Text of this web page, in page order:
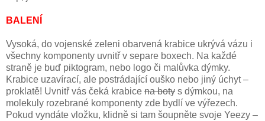
BALENÍ
Vysoká, do vojenské zeleni obarvená krabice ukrývá vázu i
všechny komponenty uvnitř v separe boxech. Na každé
straně je buď piktogram, nebo logo či malůvka dýmky.
Krabice uzavírací, ale postrádající ouško nebo jiný úchyt –
proklatě! Uvnitř vás čeká krabice na boty s dýmkou, na
molekuly rozebrané komponenty zde bydlí ve výřezech.
Pokud vyndáte vložku, klidně si tam šoupněte svoje Yeezy –